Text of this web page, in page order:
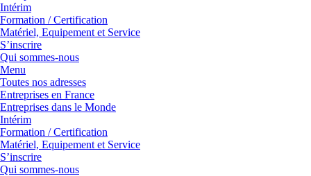
Intérim
Formation / Certification
Matériel, Equipement et Service
S’inscrire
Qui sommes-nous
Menu
Toutes nos adresses
Entreprises en France
Entreprises dans le Monde
Intérim
Formation / Certification
Matériel, Equipement et Service
S’inscrire
Qui sommes-nous